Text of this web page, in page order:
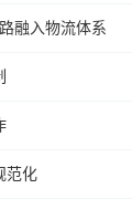
融入物流体系
范化